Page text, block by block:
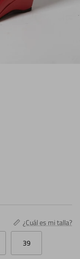
¿Cuál es mi talla?
39